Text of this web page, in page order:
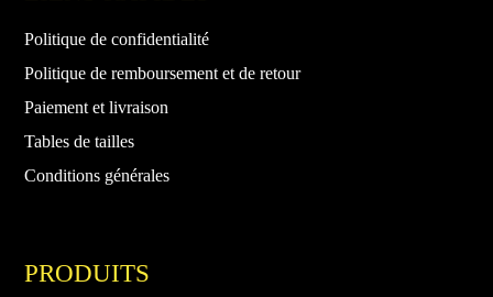
Politique de confidentialité
Politique de remboursement et de retour
Paiement et livraison
Tables de tailles
Conditions générales
PRODUITS